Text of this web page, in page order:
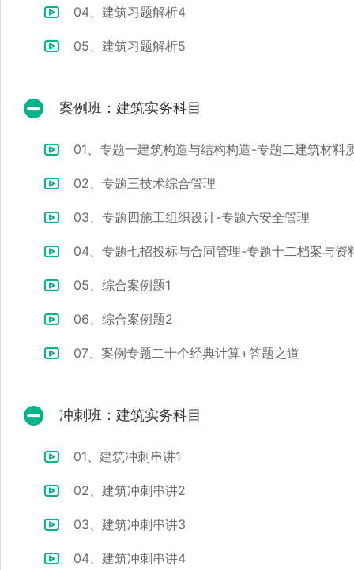
04、建筑习题解析4
05、建筑习题解析5
案例班：建筑实务科目
01、专题一建筑构造与结构构造-专题二建筑材料
02、专题三技术综合管理
03、专题四施工组织设计-专题六安全管理
04、专题七招投标与合同管理-专题十二档案与资
05、综合案例题1
06、综合案例题2
07、案例专题二十个经典计算+答题之道
冲刺班：建筑实务科目
01、建筑冲刺串讲1
02、建筑冲刺串讲2
03、建筑冲刺串讲3
04、建筑冲刺串讲4